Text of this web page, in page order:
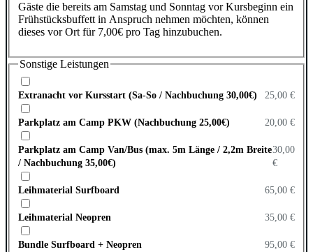
Gäste die bereits am Samstag und Sonntag vor Kursbeginn ein
Frühstücksbuffett in Anspruch nehmen möchten, können
dieses vor Ort für 7,00€ pro Tag hinzubuchen.
Sonstige Leistungen
Extranacht vor Kursstart (Sa-So / Nachbuchung 30,00€) 25,00 €
Parkplatz am Camp PKW (Nachbuchung 25,00€) 20,00 €
Parkplatz am Camp Van/Bus (max. 5m Länge / 2,2m Breite
/ Nachbuchung 35,00€)
30,00
€
Leihmaterial Surfboard 65,00 €
Leihmaterial Neopren 35,00 €
Bundle Surfboard + Neopren 95,00 €